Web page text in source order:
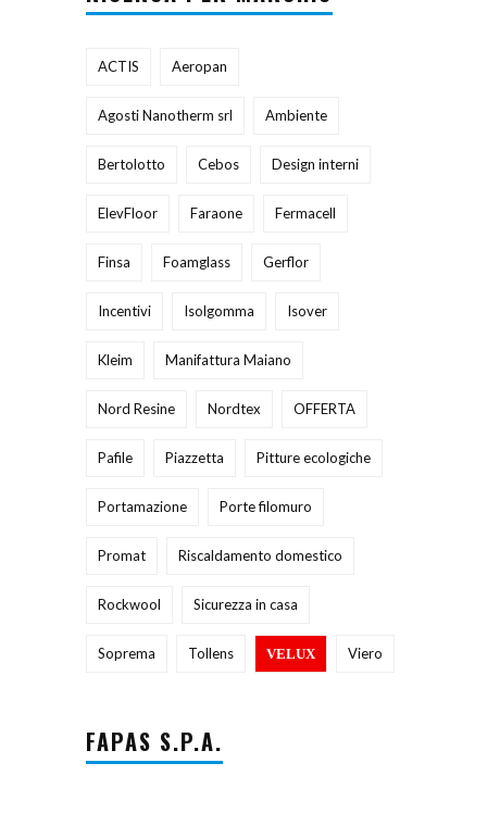
ACTIS Aeropan
Agosti Nanotherm srl Ambiente
Bertolotto Cebos Design interni
ElevFloor Faraone Fermacell
Finsa Foamglass Gerflor
Incentivi Isolgomma Isover
Kleim Manifattura Maiano
Nord Resine Nordtex OFFERTA
Pafile Piazzetta Pitture ecologiche
Portamazione Porte filomuro
Promat Riscaldamento domestico
Rockwool Sicurezza in casa
Soprema Tollens VELUX Viero
FAPAS S.P.A.